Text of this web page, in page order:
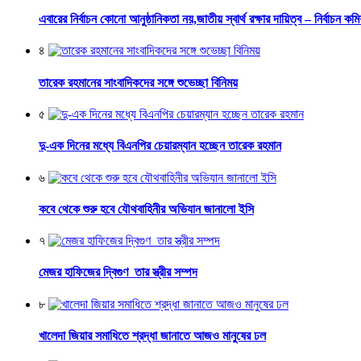
এবারের নির্বাচন কোনো আনুষ্ঠানিকতা নয়,জাতীয় স্বার্থ রক্ষার দায়িত্ব – নির্বাচন
৪
তারেক রহমানের সাংবাদিকদের সঙ্গে শুভেচ্ছা বিনিময়
৫
দু-এক দিনের মধ্যে বিএনপির চেয়ারম্যান হচ্ছেন তারেক রহমান
৬
কবে থেকে শুরু হবে যৌথবাহিনীর অভিযান জানালো ইসি
৭
মেজর হাফিজের দ্বিগুণ তার স্ত্রীর সম্পদ
৮
খালেদা জিয়ার সমাধিতে শ্রদ্ধা জানাতে আজও মানুষের ঢল